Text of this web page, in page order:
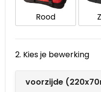
Waterbestendige
Rood
2. Kies je bewerking
voorzijde